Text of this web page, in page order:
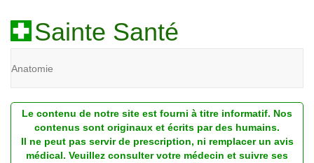
Sainte Santé
Anatomie
Diagnostic
Dossiers
Le contenu de notre site est fourni à titre informatif. Nos
contenus sont originaux et écrits par des humains.
Il ne peut pas servir de prescription, ni remplacer un avis
médical. Veuillez consulter votre médecin et suivre ses